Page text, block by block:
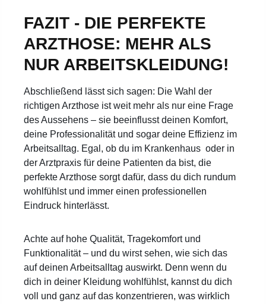
FAZIT - DIE PERFEKTE
ARZTHOSE: MEHR ALS
NUR ARBEITSKLEIDUNG!
Abschließend lässt sich sagen: Die Wahl der
richtigen Arzthose ist weit mehr als nur eine Frage
des Aussehens – sie beeinflusst deinen Komfort,
deine Professionalität und sogar deine Effizienz im
Arbeitsalltag. Egal, ob du im Krankenhaus oder in
der Arztpraxis für deine Patienten da bist, die
perfekte Arzthose sorgt dafür, dass du dich rundum
wohlfühlst und immer einen professionellen
Eindruck hinterlässt.
Achte auf hohe Qualität, Tragekomfort und
Funktionalität – und du wirst sehen, wie sich das
auf deinen Arbeitsalltag auswirkt. Denn wenn du
dich in deiner Kleidung wohlfühlst, kannst du dich
voll und ganz auf das konzentrieren, was wirklich